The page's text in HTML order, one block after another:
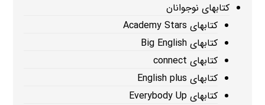
کتابهای نوجوانان
کتابهای Academy Stars
کتابهای Big English
کتابهای connect
کتابهای English plus
کتابهای Everybody Up